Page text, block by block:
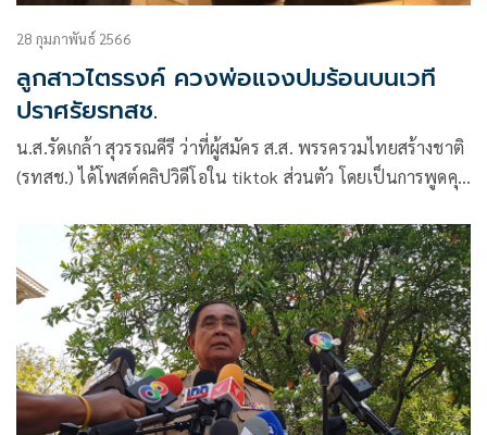
28 กุมภาพันธ์ 2566
ลูกสาวไตรรงค์ ควงพ่อแจงปมร้อนบนเวที
ปราศรัยรทสช.
น.ส.รัดเกล้า สุวรรณคีรี ว่าที่ผู้สมัคร ส.ส. พรรครวมไทยสร้างชาติ
(รทสช.) ได้โพสต์คลิปวิดีโอใน tiktok ส่วนตัว โดยเป็นการพูดคุย